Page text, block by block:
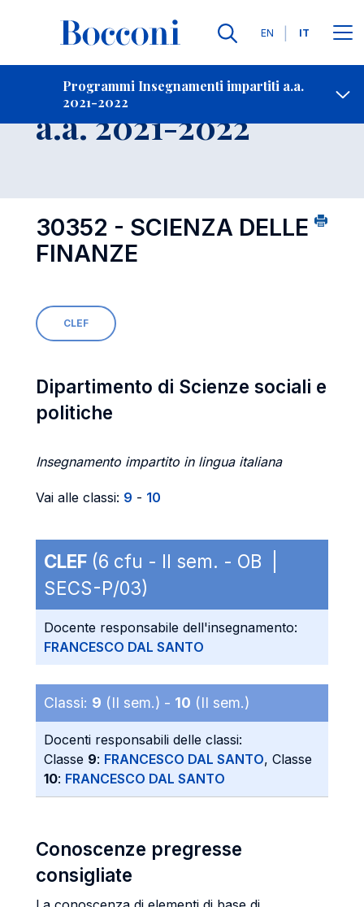
Lingue
EN IT
Programmi Insegnamenti impartiti a.a.
2021-2022
Contatti
Insegnamento
a.a. 2021-2022
30352 - SCIENZA DELLE
FINANZE
CLEF
Dipartimento di Scienze sociali e
politiche
Insegnamento impartito in lingua italiana
Vai alle classi: 9 - 10
CLEF (6 cfu - II sem. - OB |
SECS-P/03)
Docente responsabile dell'insegnamento:
FRANCESCO DAL SANTO
Classi: 9 (II sem.) - 10 (II sem.)
Docenti responsabili delle classi:
Classe 9: FRANCESCO DAL SANTO, Classe
10: FRANCESCO DAL SANTO
Conoscenze pregresse
consigliate